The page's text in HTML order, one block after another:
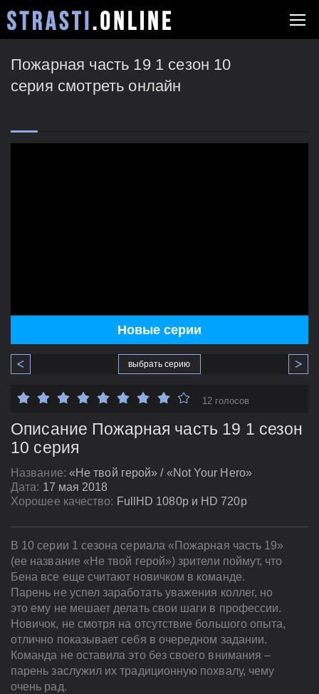
Пожарная часть 19 1 сезон 10
серия смотреть онлайн
Новые серии
выбрать серию
Описание Пожарная часть 19 1 сезон
10 серия
Название: «Не твой герой» / «Not Your Hero»
Дата: 17 мая 2018
Хорошее качество: FullHD 1080p и HD 720p
12 голосов
В 10 серии 1 сезона сериала «Пожарная часть 19»
(ее название «Не твой герой») зрители поймут, что
Бена все еще считают новичком в команде.
Парень не успел заработать уважения коллег, но
это ему не мешает делать свои шаги в профессии.
Новичок, не смотря на отсутствие большого опыта,
отлично показывает себя в очередном задании.
Команда не оставила это без своего внимания –
парень заслужил их традиционную похвалу, чему
очень рад.